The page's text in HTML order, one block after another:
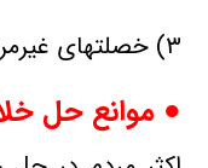
۳) خصلتهای غیرمرتبط را تركیب كنید.
● موانع حل